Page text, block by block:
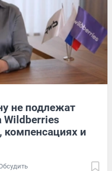
не подлежат
Wildberries
компенсациях и